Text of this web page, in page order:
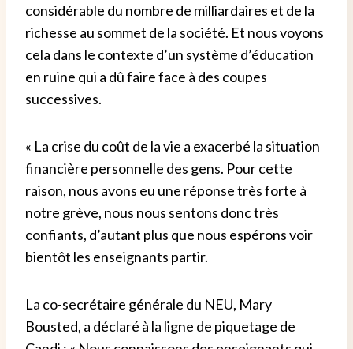
considérable du nombre de milliardaires et de la
richesse au sommet de la société. Et nous voyons
cela dans le contexte d’un système d’éducation
en ruine qui a dû faire face à des coupes
successives.
« La crise du coût de la vie a exacerbé la situation
financière personnelle des gens. Pour cette
raison, nous avons eu une réponse très forte à
notre grève, nous nous sentons donc très
confiants, d’autant plus que nous espérons voir
bientôt les enseignants partir.
La co-secrétaire générale du NEU, Mary
Bousted, a déclaré à la ligne de piquetage de